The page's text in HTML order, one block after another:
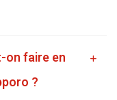
on faire en
?